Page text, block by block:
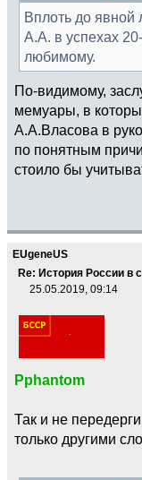
Вплоть до явной
А.А. в успехах
любимому.
По-видимому,
мемуары, в
А.А.Власова в
по понятным
стоило бы
EUgeneUS
Re: История России в
25.05.2019, 09:14
Pphantom
Так и не
только другими